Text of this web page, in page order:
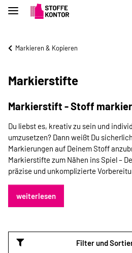
Markieren & Kopieren
Markierstifte
Markierstift - Stoff
Du liebst es, kreativ zu sein und
umzusetzen? Dann weißt Du
Markierungen auf Deinem Stoff
Markierstifte zum Nähen ins Spiel –
präzise und unkomplizierte
weiterlesen
Filter und